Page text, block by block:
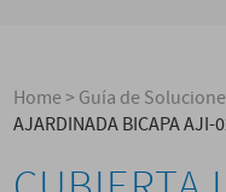
Home>Guía de
AJARDINADA BICAPA AJI-